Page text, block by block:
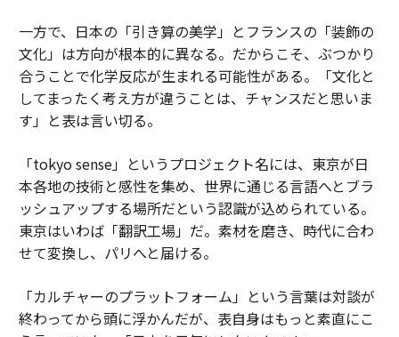
一方で、日本の「引き算の美学」とフランスの「装飾の
文化」は方向が根本的に異なる。だからこそ、ぶつかり
合うことで化学反応が生まれる可能性がある。「文化と
してまったく考え方が違うことは、チャンスだと思いま
す」と表は言い切る。
「tokyo sense」というプロジェクト名には、東京が日
本各地の技術と感性を集め、世界に通じる言語へとブラ
ッシュアップする場所だという認識が込められている。
東京はいわば「翻訳工場」だ。素材を磨き、時代に合わ
せて変換し、パリへと届ける。
「カルチャーのプラットフォーム」という言葉は対談が
終わってから頭に浮かんだが、表自身はもっと素直にこ